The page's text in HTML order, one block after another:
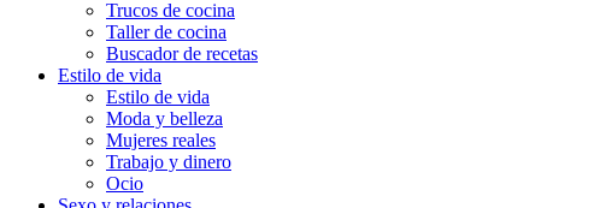
Trucos de cocina
Taller de cocina
Buscador de recetas
Estilo de vida
Estilo de vida
Moda y belleza
Mujeres reales
Trabajo y dinero
Ocio